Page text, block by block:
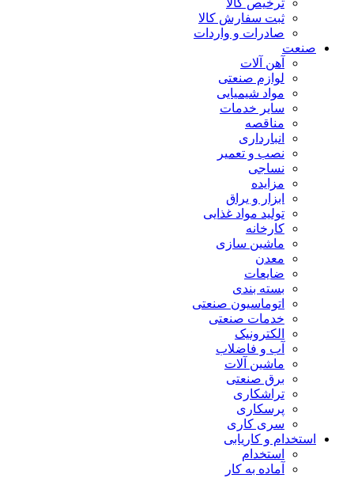
ترخیص کالا
ثبت سفارش کالا
صادرات و واردات
صنعت
آهن آلات
لوازم صنعتی
مواد شیمیایی
سایر خدمات
مناقصه
انبارداری
نصب و تعمیر
نساجی
مزایده
ابزار و یراق
تولید مواد غذایی
کارخانه
ماشین سازی
معدن
ضایعات
بسته بندی
اتوماسیون صنعتی
خدمات صنعتی
الکترونیک
آب و فاضلاب
ماشین آلات
برق صنعتی
تراشکاری
پرسکاری
سری کاری
استخدام و کاریابی
استخدام
آماده به کار